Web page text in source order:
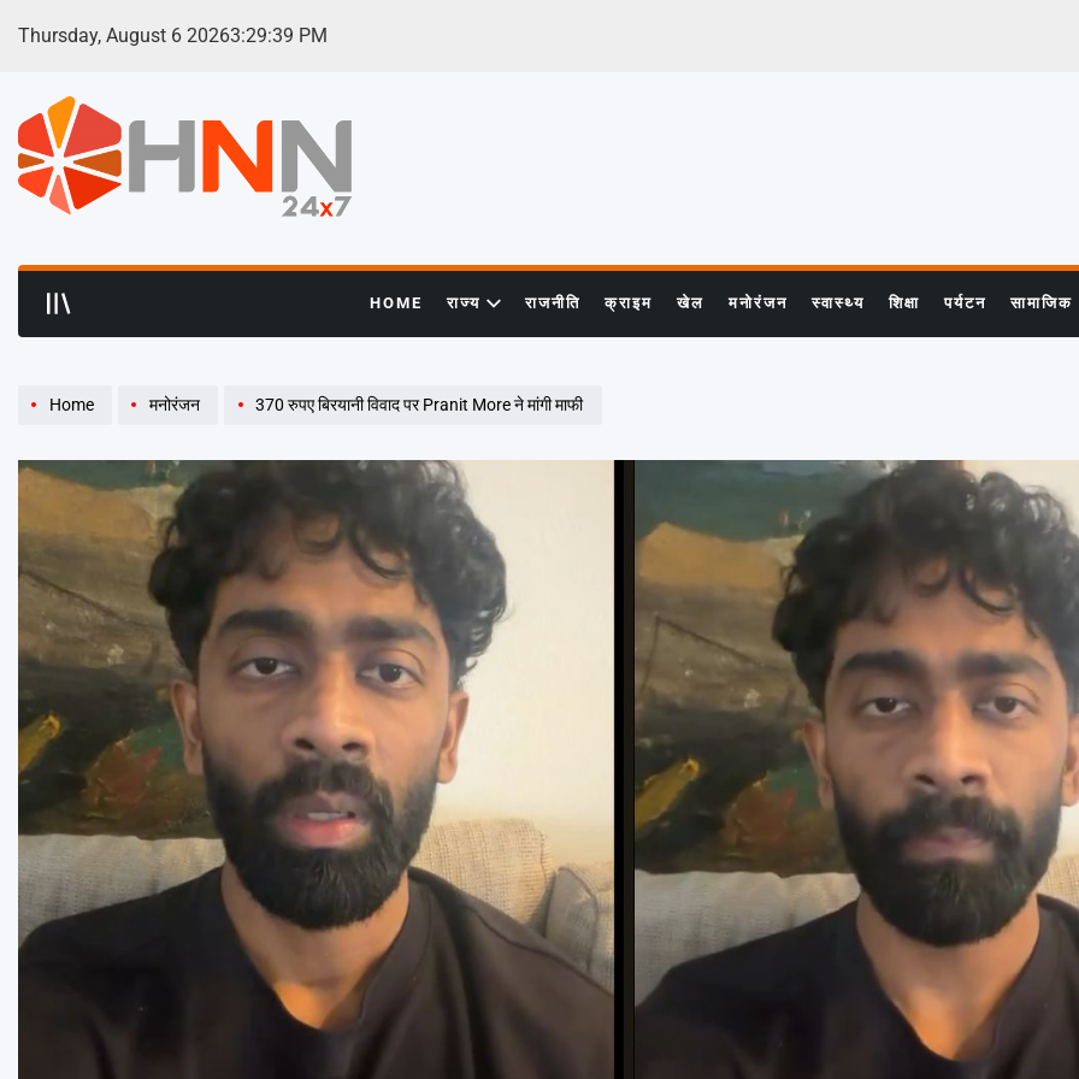
Thursday, August 6 20263:29:40 PM
HOME राज्य राजनीति क्राइम खेल मनोरंजन स्वास्थ्य शिक्षा पर्यटन सामाजिक
Home मनोरंजन 370 रुपए बिरयानी विवाद पर Pranit More ने मांगी माफी